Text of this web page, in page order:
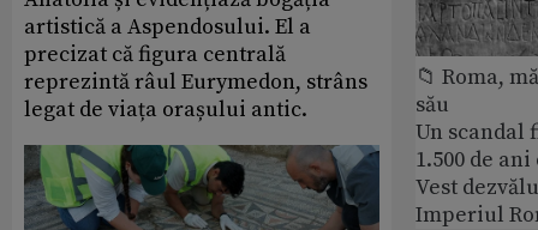
artistică a Aspendosului. El a
precizat că figura centrală
reprezintă râul Eurymedon, strâns
legat de viața orașului antic.
📁 Roma,
său
Un scandal
1.500 de
Vest
Imperiul